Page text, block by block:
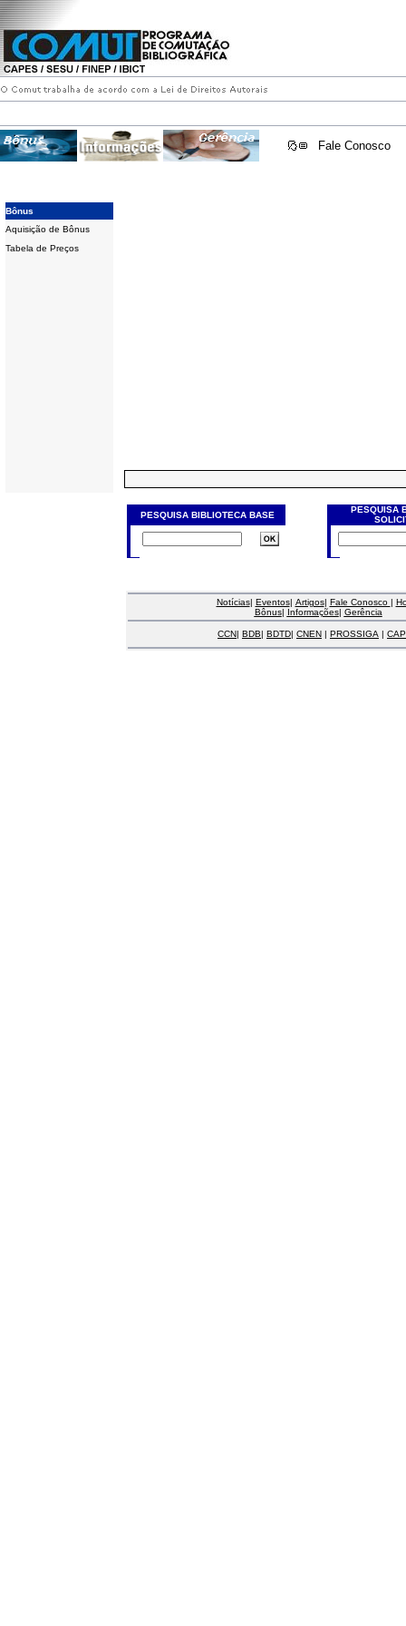
Fale Conosco
Bônus
Aquisição de Bônus
Tabela de Preços
PESQUISA BIBLIOTECA BASE
PESQUISA
Notícias| Eventos| Artigos| Fale Conosco |
Bônus| Informações| Gerência
CCN| BDB| BDTD| CNEN | PROSSIGA |